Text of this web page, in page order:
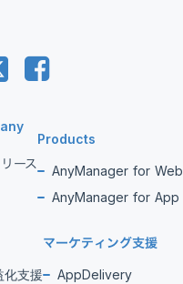
ース
Products
AnyManager for Web
AnyManager for App
化支援
マーケティング支援
AppDelivery